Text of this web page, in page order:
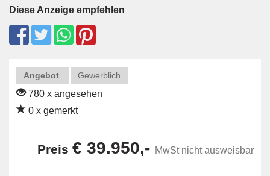
Diese Anzeige empfehlen
Angebot Gewerblich
780 x angesehen
0 x gemerkt
Preis € 39.950,- MwSt nicht ausweisbar